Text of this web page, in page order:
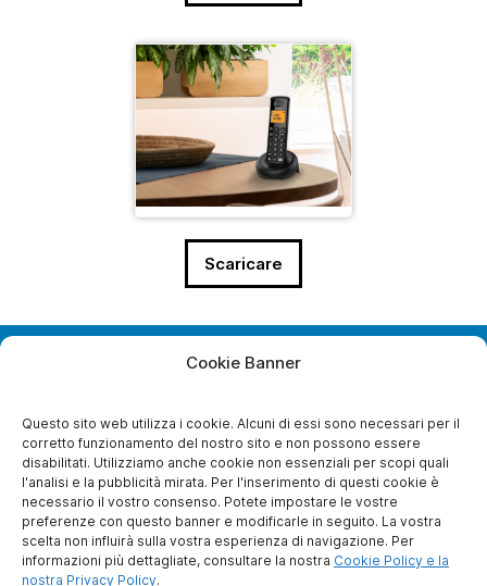
Cookie Banner
Questo sito web utilizza i cookie. Alcuni di essi sono necessari per il
corretto funzionamento del nostro sito e non possono essere
disabilitati. Utilizziamo anche cookie non essenziali per scopi quali
l'analisi e la pubblicità mirata. Per l'inserimento di questi cookie è
necessario il vostro consenso. Potete impostare le vostre
preferenze con questo banner e modificarle in seguito. La vostra
scelta non influirà sulla vostra esperienza di navigazione. Per
informazioni più dettagliate, consultare la nostra Cookie Policy e la
nostra Privacy Policy.
Scaricare
A PROPOSITO DI NOI
Chi siamo noi ?
Diventare socio